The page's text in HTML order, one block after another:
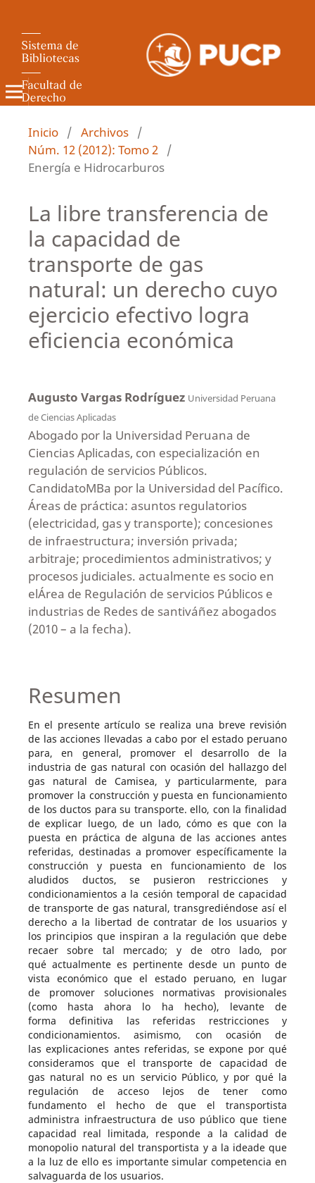
Revista de Derecho Administrativo
Inicio / Archivos /
Núm. 12 (2012): Tomo 2 /
Energía e Hidrocarburos
La libre transferencia de
la capacidad de
transporte de gas
natural: un derecho cuyo
ejercicio efectivo logra
eficiencia económica
Augusto Vargas Rodríguez Universidad Peruana
de Ciencias Aplicadas
Abogado por la Universidad Peruana de
Ciencias Aplicadas, con especialización en
regulación de servicios Públicos.
CandidatoMBa por la Universidad del Pacífico.
Áreas de práctica: asuntos regulatorios
(electricidad, gas y transporte); concesiones
de infraestructura; inversión privada;
arbitraje; procedimientos administrativos; y
procesos judiciales. actualmente es socio en
elÁrea de Regulación de servicios Públicos e
industrias de Redes de santiváñez abogados
(2010 – a la fecha).
Resumen
En el presente artículo se realiza una breve revisión
de las acciones llevadas a cabo por el estado peruano
para, en general, promover el desarrollo de la
industria de gas natural con ocasión del hallazgo del
gas natural de Camisea, y particularmente, para
promover la construcción y puesta en funcionamiento
de los ductos para su transporte. ello, con la finalidad
de explicar luego, de un lado, cómo es que con la
puesta en práctica de alguna de las acciones antes
referidas, destinadas a promover específicamente la
construcción y puesta en funcionamiento de los
aludidos ductos, se pusieron restricciones y
condicionamientos a la cesión temporal de capacidad
de transporte de gas natural, transgrediéndose así el
derecho a la libertad de contratar de los usuarios y
los principios que inspiran a la regulación que debe
recaer sobre tal mercado; y de otro lado, por
qué actualmente es pertinente desde un punto de
vista económico que el estado peruano, en lugar
de promover soluciones normativas provisionales
(como hasta ahora lo ha hecho), levante de
forma definitiva las referidas restricciones y
condicionamientos. asimismo, con ocasión de
las explicaciones antes referidas, se expone por qué
consideramos que el transporte de capacidad de
gas natural no es un servicio Público, y por qué la
regulación de acceso lejos de tener como
fundamento el hecho de que el transportista
administra infraestructura de uso público que tiene
capacidad real limitada, responde a la calidad de
monopolio natural del transportista y a la ideade que
a la luz de ello es importante simular competencia en
salvaguarda de los usuarios.